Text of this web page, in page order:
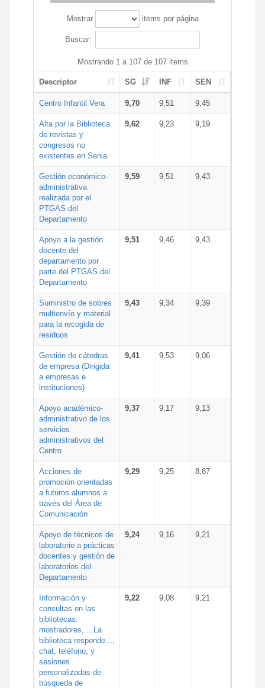
Mostrar items por página
Buscar:
Mostrando 1 a 107 de 107 items
Descriptor SG INF SEN
Centro Infantil Vera 9,70 9,51 9,45
Alta por la Biblioteca
de revistas y
congresos no
existentes en Senia
9,62 9,23 9,19
Gestión económico-
administrativa
realizada por el
PTGAS del
Departamento
9,59 9,51 9,43
Apoyo a la gestión
docente del
departamento por
parte del PTGAS del
Departamento
9,51 9,46 9,43
Suministro de sobres
multienvío y material
para la recogida de
residuos
9,43 9,34 9,39
Gestión de cátedras
de empresa (Dirigida
a empresas e
instituciones)
9,41 9,53 9,06
Apoyo académico-
administrativo de los
servicios
administrativos del
Centro
9,37 9,17 9,13
Acciones de
promoción orientadas
a futuros alumnos a
través del Área de
Comunicación
9,29 9,25 8,87
Apoyo de técnicos de
laboratorio a prácticas
docentes y gestión de
laboratorios del
Departamento
9,24 9,16 9,21
Información y
consultas en las
bibliotecas:
mostradores, ...La
biblioteca responde...,
chat, teléfono, y
sesiones
personalizadas de
búsqueda de
9,22 9,08 9,21